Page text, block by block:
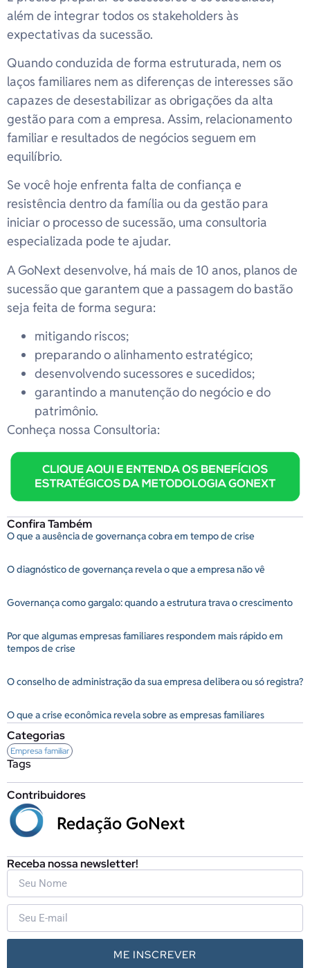
Categorias
Empresa familiar
Tags
Contribuidores
Redação GoNext
Receba nossa newsletter!
ME INSCREVER
Confira Também
O que a ausência de governança cobra em tempo de crise
O diagnóstico de governança revela o que a empresa não vê
Governança como gargalo: quando a estrutura trava o crescimento
Por que algumas empresas familiares respondem mais rápido em
tempos de crise
O conselho de administração da sua empresa delibera ou só registra?
O que a crise econômica revela sobre as empresas familiares
além de integrar todos os stakeholders às
expectativas da sucessão.
Quando conduzida de forma estruturada, nem os
laços familiares nem as diferenças de interesses são
capazes de desestabilizar as obrigações da alta
gestão para com a empresa. Assim, relacionamento
familiar e resultados de negócios seguem em
equilíbrio.
Se você hoje enfrenta falta de confiança e
resistência dentro da família ou da gestão para
iniciar o processo de sucessão, uma consultoria
especializada pode te ajudar.
A GoNext desenvolve, há mais de 10 anos, planos de
sucessão que garantem que a passagem do bastão
seja feita de forma segura:
mitigando riscos;
preparando o alinhamento estratégico;
desenvolvendo sucessores e sucedidos;
garantindo a manutenção do negócio e do
patrimônio.
Conheça nossa Consultoria: